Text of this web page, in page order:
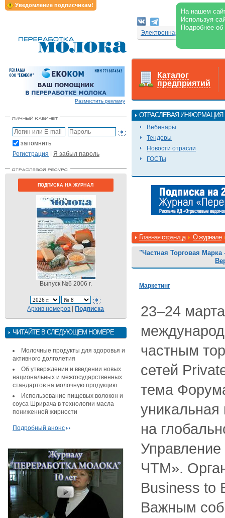
Уведомление подписчикам!
На нашем
Используя
Подробнее
Электронная версия
Разместить рекламу
запомнить
Регистрация | Я забыл пароль
ПОДПИСКА НА ЖУРНАЛ
Выпуск №6 2006 г.
Архив номеров |Подписка
ЧИТАЙТЕ В СЛЕДУЮЩЕМ НОМЕРЕ
Молочные продукты для здоровья и
активного долголетия
Об утверждении и введении новых
национальных и межгосударственных
стандартов на молочную продукцию
Использование пищевых волокон и
соуса Шрирача в технологии масла
пониженной жирности
Подробный анонс
Каталог
предприятий
ОТРАСЛЕВАЯ ИНФОРМАЦИЯ
Вебинары
Тендеры
Новости отрасли
ГОСТы
Главная страница О журнале
"Частная Торговая
Маркетинг
23–24
частным
сетей
тема
на
ЧТМ».
Business to
Важным